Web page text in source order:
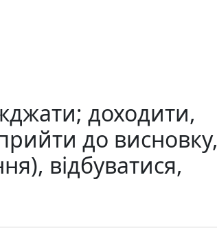
доходити,
до висновку,
відбуватися,